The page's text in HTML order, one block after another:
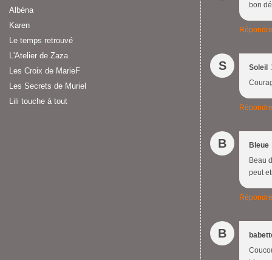
Albéna
Karen
Le temps retrouvé
L'Atelier de Zaza
Les Croix de MarieF
Les Secrets de Muriel
Lili touche à tout
bon
Répondre
S Soleil
Répondre
B Bleue
Beau
peut
Répondre
B